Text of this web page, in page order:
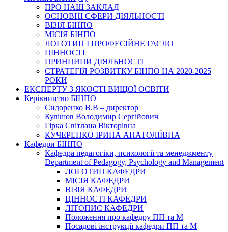
ПРО НАШ ЗАКЛАД
ОСНОВНІ СФЕРИ ДІЯЛЬНОСТІ
ВІЗІЯ БІНПО
МІСІЯ БІНПО
ЛОГОТИП І ПРОФЕСІЙНЕ ГАСЛО
ЦІННОСТІ
ПРИНЦИПИ ДІЯЛЬНОСТІ
СТРАТЕГІЯ РОЗВИТКУ БІНПО НА 2020-2025
РОКИ
ЕКСПЕРТУ З ЯКОСТІ ВИЩОЇ ОСВІТИ
Керівництво БІНПО
Сидоренко В.В – директор
Кулішов Володимир Сергійович
Гірка Світлана Вікторівна
КУЧЕРЕНКО ІРИНА АНАТОЛІЇВНА
Кафедри БІНПО
Кафедра педагогіки, психології та менеджменту
Department of Pedagogy, Psychology and Management
ЛОГОТИП КАФЕДРИ
МІСІЯ КАФЕДРИ
ВІЗІЯ КАФЕДРИ
ЦІННОСТІ КАФЕДРИ
ЛІТОПИС КАФЕДРИ
Положення про кафедру ПП та М
Посадові інструкції кафедри ПП та М